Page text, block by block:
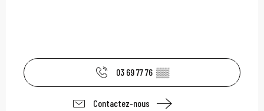
03 69 77 76 ▒▒
Contactez-nous